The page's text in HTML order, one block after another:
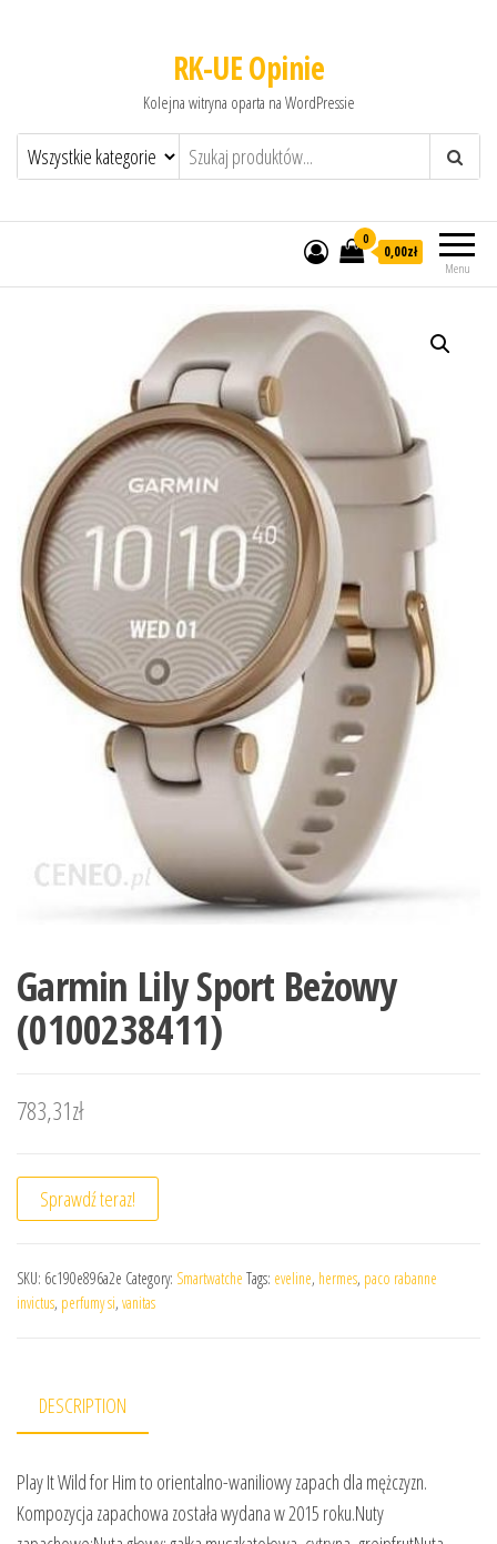
RK-UE Opinie
Kolejna witryna oparta na WordPressie
Menu
0
0,00zł
Garmin Lily Sport Beżowy
(0100238411)
783,31zł
Sprawdź teraz!
SKU: 6c190e896a2e Category: Smartwatche Tags: eveline, hermes, paco rabanne
invictus, perfumy si, vanitas
DESCRIPTION
Play It Wild for Him to orientalno-waniliowy zapach dla mężczyzn.
Kompozycja zapachowa została wydana w 2015 roku.Nuty